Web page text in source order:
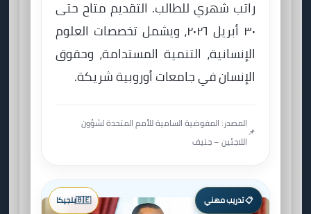
راتب شهري للطالب. التقديم متاح حتى
٣٠ أبريل ٢٠٢٦، ويشمل تخصصات العلوم
الإنسانية، التنمية المستدامة، وحقوق
الإنسان في جامعات أوروبية شريكة.
📌
المصدر: المفوضية السامية للأمم المتحدة لشؤون
اللاجئين – جنيف
📋 تدريب مهني 🇧🇪بلجيكا